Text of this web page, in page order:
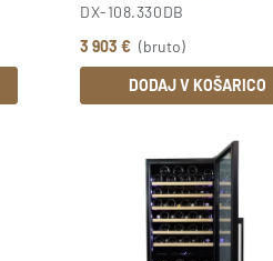
DX-108.330DB
3 903 € (bruto)
DODAJ V KOŠARICO